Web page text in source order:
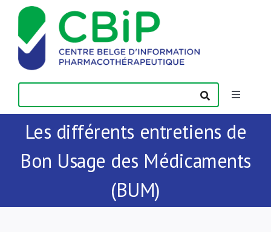
Passer
contenu
Toggle
Actualités
Publications
Formations
Les différents entretiens de
Bon Usage des Médicaments
(BUM)